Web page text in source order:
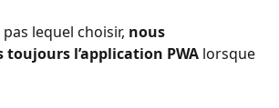
lequel choisir, nous
l’application PWA lorsque